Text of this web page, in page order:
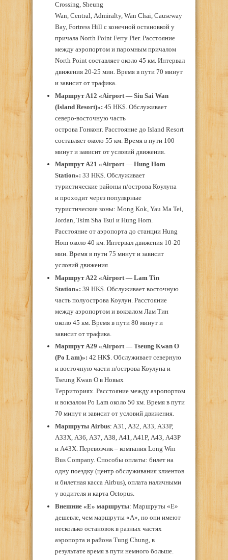
Crossing, Sheung
Wan, Central, Admiralty, Wan Chai, Causeway
Bay, Fortress Hill с конечной остановкой у
причала North Point Ferry Pier. Расстояние
между аэропортом и паромным причалом
North Point составляет около 45 км. Интервал
движения 20-25 мин. Время в пути 70 минут
и зависит от трафика.
Маршрут А12 «Airport — Siu Sai Wan
(Island Resort)»: 45 HK$. Обслуживает
северо-восточную часть
острова Гонконг. Расстояние до Island Resort
составляет около 55 км. Время в пути 100
минут и зависит от условий движения.
Маршрут А21 «Airport — Hung Hom
Station»: 33 HK$. Обслуживает
туристические районы п/острова Коулуна
и проходит через популярные
туристические зоны: Mong Kok, Yau Ma Tei,
Jordan, Tsim Sha Tsui и Hung Hom.
Расстояние от аэропорта до станции Нung
Hom около 40 км. Интервал движения 10-20
мин. Время в пути 75 минут и зависит
условий движения.
Маршрут А22 «Аirport — Lam Tin
Station»: 39 HK$. Обслуживает восточную
часть полуострова Коулун. Расстояние
между аэропортом и вокзалом Лам Тин
около 45 км. Время в пути 80 минут и
зависит от трафика.
Маршрут А29 «Аirport — Tseung Kwan O
(Po Lam)»: 42 HK$. Обслуживает северную
и восточную части п/острова Коулуна и
Tseung Kwan О в Новых
Территориях. Расстояние между аэропортом
и вокзалом Po Lam около 50 км. Время в пути
70 минут и зависит от условий движения.
Маршруты Airbus: A31, А32, A33, А33Р,
А33Х, А36, А37, А38, A41, A41P, А43, А43Р
и A43Х. Перевозчик – компания Long Win
Bus Company. Способы оплаты: билет на
одну поездку (центр обслуживания клиентов
и билетная касса Airbus), оплата наличными
у водителя и карта Octopus.
Внешние «E» маршруты: Маршруты «Е»
дешевле, чем маршруты «А», но они имеют
несколько остановок в разных частях
аэропорта и района Tung Chung, в
результате время в пути немного больше.